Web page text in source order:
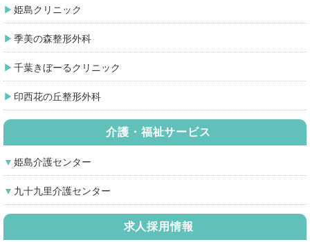
姫島クリニック
季美の森整形外科
千葉きぼーるクリニック
印西花の丘整形外科
介護・福祉サービス
姫島介護センター
九十九里介護センター
求人採用情報